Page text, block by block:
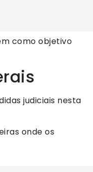
como objetivo
judiciais nesta
onde os